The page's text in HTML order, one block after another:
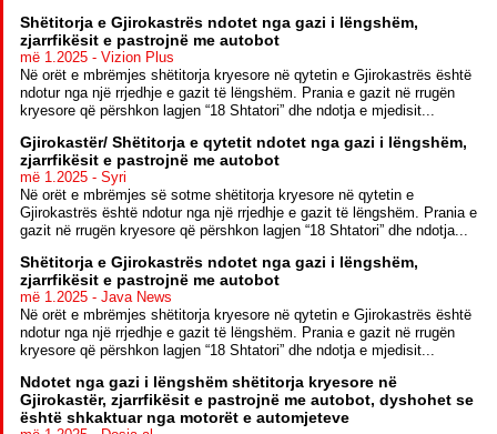
Shëtitorja e Gjirokastrës ndotet nga gazi i lëngshëm,
zjarrfikësit e pastrojnë me autobot
më 1.2025 - Vizion Plus
Në orët e mbrëmjes shëtitorja kryesore në qytetin e Gjirokastrës është
ndotur nga një rrjedhje e gazit të lëngshëm. Prania e gazit në rrugën
kryesore që përshkon lagjen “18 Shtatori” dhe ndotja e mjedisit...
Gjirokastër/ Shëtitorja e qytetit ndotet nga gazi i lëngshëm,
zjarrfikësit e pastrojnë me autobot
më 1.2025 - Syri
Në orët e mbrëmjes së sotme shëtitorja kryesore në qytetin e
Gjirokastrës është ndotur nga një rrjedhje e gazit të lëngshëm. Prania e
gazit në rrugën kryesore që përshkon lagjen “18 Shtatori” dhe ndotja...
Shëtitorja e Gjirokastrës ndotet nga gazi i lëngshëm,
zjarrfikësit e pastrojnë me autobot
më 1.2025 - Java News
Në orët e mbrëmjes shëtitorja kryesore në qytetin e Gjirokastrës është
ndotur nga një rrjedhje e gazit të lëngshëm. Prania e gazit në rrugën
kryesore që përshkon lagjen “18 Shtatori” dhe ndotja e mjedisit...
Ndotet nga gazi i lëngshëm shëtitorja kryesore në
Gjirokastër, zjarrfikësit e pastrojnë me autobot, dyshohet se
është shkaktuar nga motorët e automjeteve